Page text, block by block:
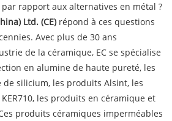
rapport aux alternatives en métal ?
Ltd. (CE) répond à ces questions
Avec plus de 30 ans
de la céramique, EC se spécialise
en alumine de haute pureté, les
silicium, les produits Alsint, les
les produits en céramique et
produits céramiques imperméables